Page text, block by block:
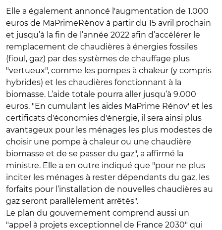
Elle a également annoncé l'augmentation de 1.000
euros de MaPrimeRénov à partir du 15 avril prochain
et jusqu’à la fin de l’année 2022 afin d’accélérer le
remplacement de chaudières à énergies fossiles
(fioul, gaz) par des systèmes de chauffage plus
"vertueux", comme les pompes à chaleur (y compris
hybrides) et les chaudières fonctionnant à la
biomasse. L’aide totale pourra aller jusqu’à 9.000
euros. "En cumulant les aides MaPrime Rénov' et les
certificats d'économies d'énergie, il sera ainsi plus
avantageux pour les ménages les plus modestes de
choisir une pompe à chaleur ou une chaudière
biomasse et de se passer du gaz", a affirmé la
ministre. Elle a en outre indiqué que "pour ne plus
inciter les ménages à rester dépendants du gaz, les
forfaits pour l’installation de nouvelles chaudières au
gaz seront parallèlement arrêtés".
Le plan du gouvernement comprend aussi un
"appel à projets exceptionnel de France 2030" qui